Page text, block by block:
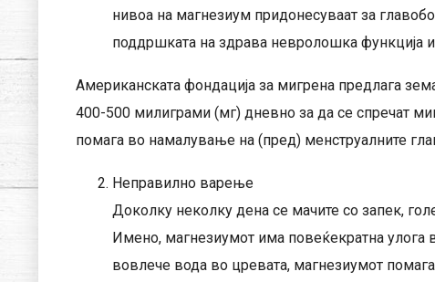
нивоа на магнезиум придонесуваат за
поддршката на здрава невролошка функција
Американската фондација за мигрена предлага
400-500 милиграми (мг) дневно за да се спречат
помага во намалување на (пред) менструалните
Неправилно варење
Доколку неколку дена се мачите со запек,
Имено, магнезиумот има повеќекратна
вовлече вода во цревата, магнезиумот